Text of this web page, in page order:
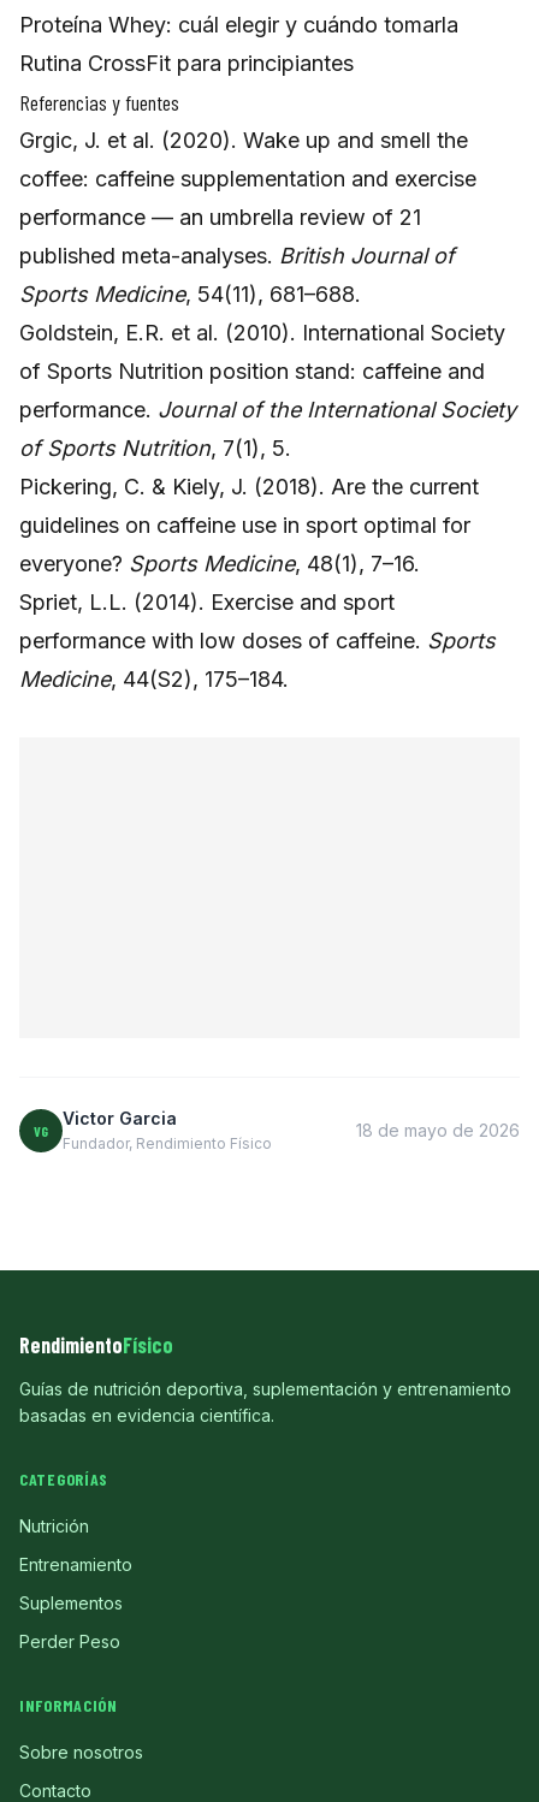
Proteína Whey: cuál elegir y cuándo tomarla
Rutina CrossFit para principiantes
Referencias y fuentes
Grgic, J. et al. (2020). Wake up and smell the
coffee: caffeine supplementation and exercise
performance — an umbrella review of 21
published meta-analyses. British Journal of
Sports Medicine, 54(11), 681–688.
Goldstein, E.R. et al. (2010). International Society
of Sports Nutrition position stand: caffeine and
performance. Journal of the International Society
of Sports Nutrition, 7(1), 5.
Pickering, C. & Kiely, J. (2018). Are the current
guidelines on caffeine use in sport optimal for
everyone? Sports Medicine, 48(1), 7–16.
Spriet, L.L. (2014). Exercise and sport
performance with low doses of caffeine. Sports
Medicine, 44(S2), 175–184.
VG
Victor Garcia
Fundador, Rendimiento Físico
18 de mayo de 2026
RendimientoFísico
Guías de nutrición deportiva, suplementación y entrenamiento
basadas en evidencia científica.
CATEGORÍAS
Nutrición
Entrenamiento
Suplementos
Perder Peso
INFORMACIÓN
Sobre nosotros
Contacto